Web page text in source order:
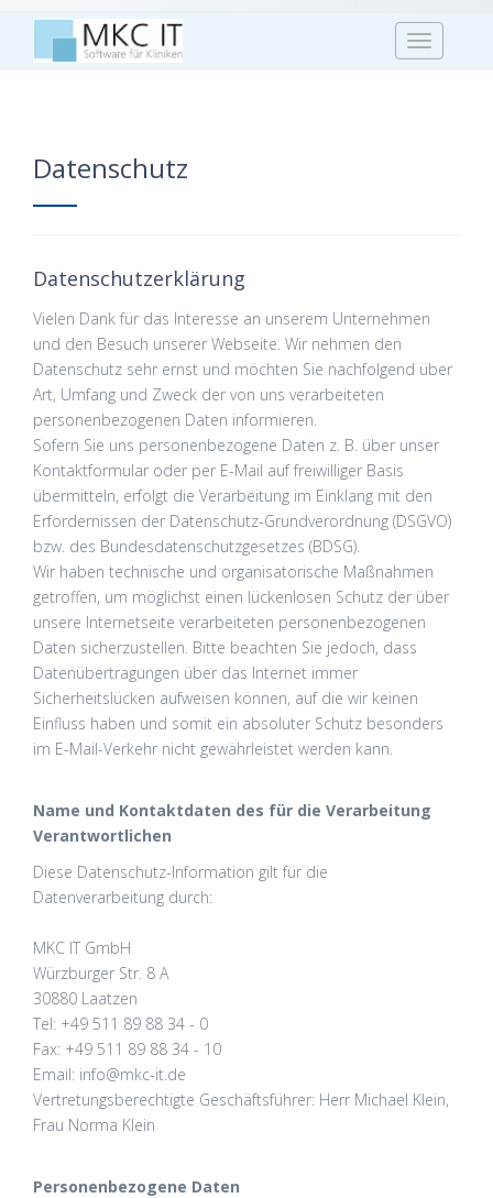
T
a
i
Datenschutz
Datenschutzerklärung
Vielen Dank für das Interesse an unserem Unternehmen
und den Besuch unserer Webseite. Wir nehmen den
Datenschutz sehr ernst und möchten Sie nachfolgend über
Art, Umfang und Zweck der von uns verarbeiteten
personenbezogenen Daten informieren.
Sofern Sie uns personenbezogene Daten z. B. über unser
Kontaktformular oder per E-Mail auf freiwilliger Basis
übermitteln, erfolgt die Verarbeitung im Einklang mit den
Erfordernissen der Datenschutz-Grundverordnung (DSGVO)
bzw. des Bundesdatenschutzgesetzes (BDSG).
Wir haben technische und organisatorische Maßnahmen
getroffen, um möglichst einen lückenlosen Schutz der über
unsere Internetseite verarbeiteten personenbezogenen
Daten sicherzustellen. Bitte beachten Sie jedoch, dass
Datenübertragungen über das Internet immer
Sicherheitslücken aufweisen können, auf die wir keinen
Einfluss haben und somit ein absoluter Schutz besonders
im E-Mail-Verkehr nicht gewährleistet werden kann.
Name und Kontaktdaten des für die Verarbeitung
Verantwortlichen
Diese Datenschutz-Information gilt für die
Datenverarbeitung durch:
MKC IT GmbH
Würzburger Str. 8 A
30880 Laatzen
Tel: +49 511 89 88 34 - 0
Fax: +49 511 89 88 34 - 10
Email: info@mkc-it.de
Vertretungsberechtigte Geschäftsführer: Herr Michael Klein,
Frau Norma Klein
Personenbezogene Daten